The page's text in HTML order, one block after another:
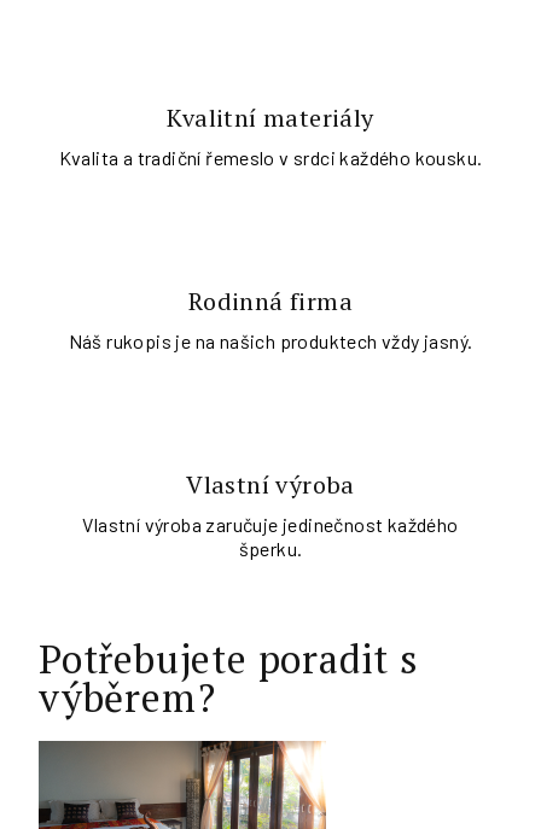
Kvalitní materiály
Kvalita a tradiční řemeslo v srdci každého kousku.
Rodinná firma
Náš rukopis je na našich produktech vždy jasný.
Vlastní výroba
Vlastní výroba zaručuje jedinečnost každého
šperku.
Potřebujete poradit s
výběrem?